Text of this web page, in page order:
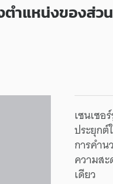
ำแหน่งของส่ว
เซนเซอ
ประยุกต์
การคำ
ความส
เดียว